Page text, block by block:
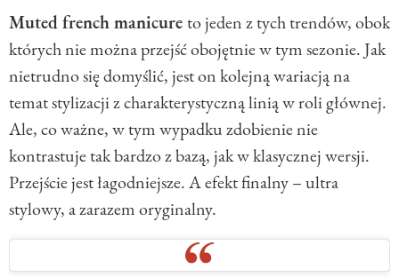
Muted french manicureto jeden z tych trendów, obok
których nie można przejść obojętnie w tym sezonie. Jak
nietrudno się domyślić, jest on kolejną wariacją na
temat stylizacji z charakterystyczną linią w roli głównej.
Ale, co ważne, w tym wypadku zdobienie nie
kontrastuje tak bardzo z bazą, jak w klasycznej wersji.
Przejście jest łagodniejsze. A efekt finalny – ultra
stylowy, a zarazem oryginalny.